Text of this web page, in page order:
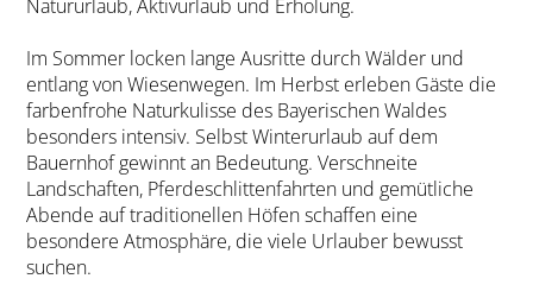
Natururlaub, Aktivurlaub und Erholung.
Im Sommer locken lange Ausritte durch Wälder und
entlang von Wiesenwegen. Im Herbst erleben Gäste die
farbenfrohe Naturkulisse des Bayerischen Waldes
besonders intensiv. Selbst Winterurlaub auf dem
Bauernhof gewinnt an Bedeutung. Verschneite
Landschaften, Pferdeschlittenfahrten und gemütliche
Abende auf traditionellen Höfen schaffen eine
besondere Atmosphäre, die viele Urlauber bewusst
suchen.